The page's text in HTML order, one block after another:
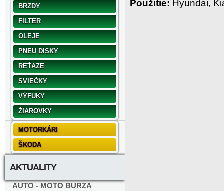
BRZDY
FILTER
OLEJE
PNEU DISKY
REŤAZE
SVIEČKY
VÝFUKY
ŽIAROVKY
MOTORKÁRI
ŠKODA
AKTUALITY
AUTO - MOTO BURZA
Použitie: Hyundai,